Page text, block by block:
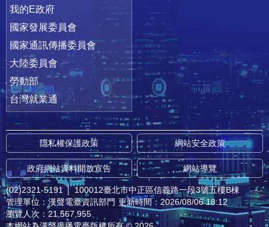
我的E政府
國家發展委員會
國家通訊傳播委員會
大陸委員會
勞動部
台灣就業通
隱私權保護政策 網站安全政策
政府網站資料開放宣告 網站導覽
(02)2321-5191 │ 100012臺北市中正區信義路一段3號五樓B棟
管理單位：漢聲電臺資訊部門 更新時間：2026/08/06 18:12
瀏覽人次：21,567,955